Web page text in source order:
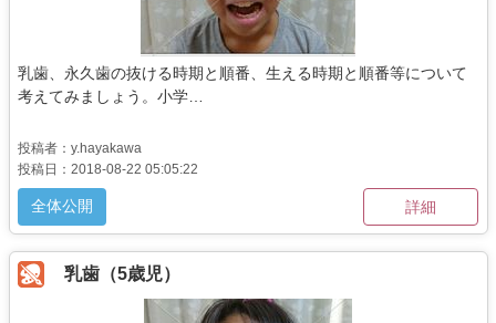
乳歯、永久歯の抜ける時期と順番、生える時期と順番等について
考えてみましょう。小学…
投稿者：y.hayakawa
投稿日：2018-08-22 05:05:22
詳細
全体公開
乳歯（5歳児）